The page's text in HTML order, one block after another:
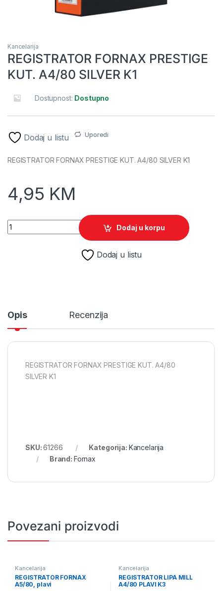
Kancelarija
REGISTRATOR FORNAX PRESTIGE
KUT. A4/80 SILVER K1
Dostupnost: Dostupno
Dodaj u listu Uporedi
REGISTRATOR FORNAX PRESTIGE KUT. A4/80 SILVER K1
4,95 KM
REGISTRATOR FORNAX PRESTIGE KUT. A4/80 SILVER K1
Dodaj u korpu
Dodaj u listu
Opis Recenzija
REGISTRATOR FORNAX PRESTIGE KUT. A4/80
SILVER K1
SKU:61266 Kategorija: Kancelarija
Brand: Fornax
Povezani proizvodi
Kancelarija
REGISTRATOR FORNAX
A5/80, plavi
Kancelarija
REGISTRATOR LIPA MILL
A4/80 PLAVI K3